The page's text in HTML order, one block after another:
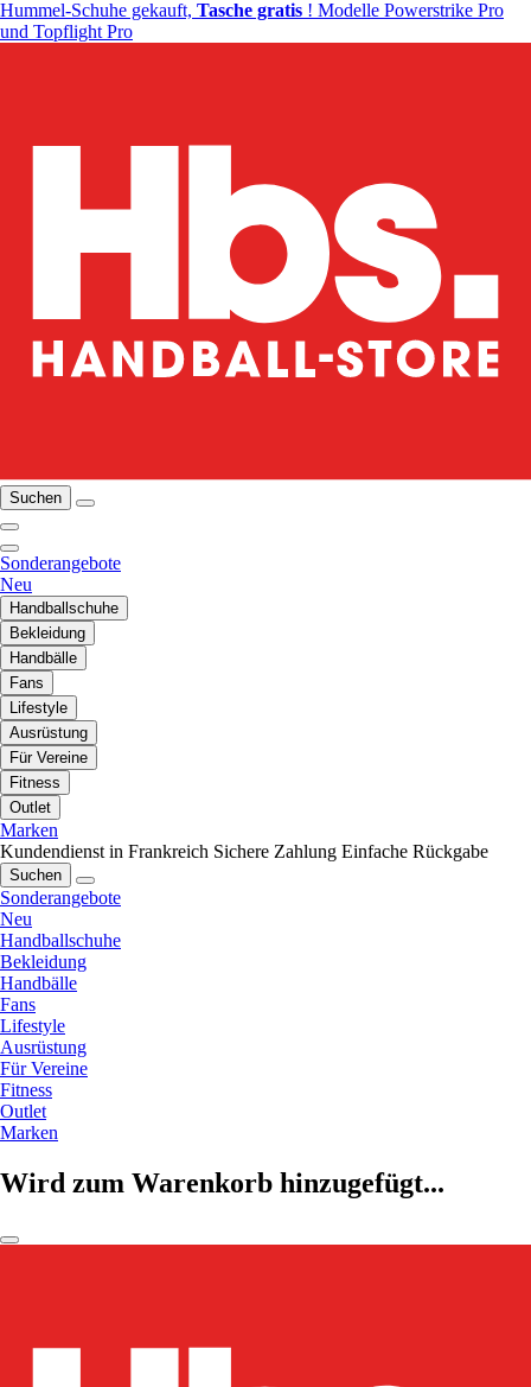
Hummel-Schuhe gekauft, Tasche gratis ! Modelle Powerstrike Pro
und Topflight Pro
Suchen
Sonderangebote
Neu
Handballschuhe
Bekleidung
Handbälle
Fans
Lifestyle
Ausrüstung
Für Vereine
Fitness
Outlet
Marken
Kundendienst in Frankreich Sichere Zahlung Einfache Rückgabe
Suchen
Sonderangebote
Neu
Handballschuhe
Bekleidung
Handbälle
Fans
Lifestyle
Ausrüstung
Für Vereine
Fitness
Outlet
Marken
Wird zum Warenkorb hinzugefügt...